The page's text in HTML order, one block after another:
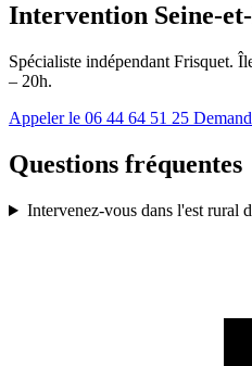
Intervention Seine-
Spécialiste indépendant Frisquet.
– 20h.
Appeler le 06 44 64 51 25
Questions fréquentes
Intervenez-vous dans l'est rural